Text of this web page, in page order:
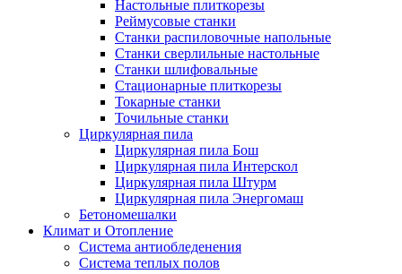
Настольные плиткорезы
Реймусовые станки
Станки распиловочные напольные
Станки сверлильные настольные
Станки шлифовальные
Стационарные плиткорезы
Токарные станки
Точильные станки
Циркулярная пила
Циркулярная пила Бош
Циркулярная пила Интерскол
Циркулярная пила Штурм
Циркулярная пила Энергомаш
Бетономешалки
Климат и Отопление
Система антиобледенения
Система теплых полов